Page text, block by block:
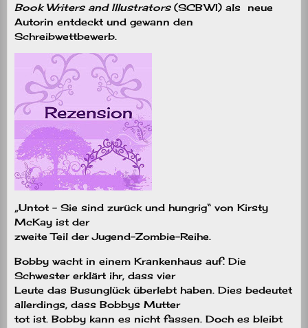
Book Writers and Illustrators (SCBWI) als neue
Autorin entdeckt und gewann den
Schreibwettbewerb.
„Untot – Sie sind zurück und hungrig“ von Kirsty
McKay ist der
zweite Teil der Jugend-Zombie-Reihe.
Bobby wacht in einem Krankenhaus auf. Die
Schwester erklärt ihr, dass vier
Leute das Busunglück überlebt haben. Dies bedeutet
allerdings, dass Bobbys Mutter
tot ist. Bobby kann es nicht fassen. Doch es bleibt